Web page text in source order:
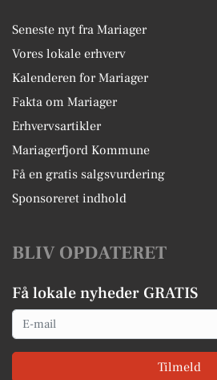
Seneste nyt fra Mariager
Vores lokale erhverv
Kalenderen for Mariager
Fakta om Mariager
Erhvervsartikler
Mariagerfjord Kommune
Få en gratis salgsvurdering
Sponsoreret indhold
BLIV OPDATERET
Få lokale nyheder GRATIS
Email
Tilmeld